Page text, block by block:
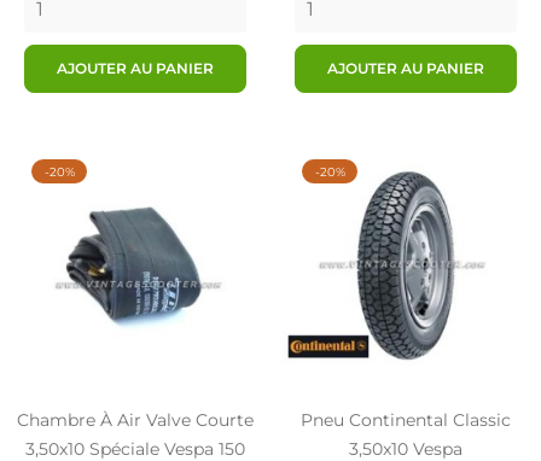
AJOUTER AU PANIER AJOUTER AU PANIER
Chambre À Air Valve Courte
3,50x10 Spéciale Vespa 150
-20%
Pneu Continental Classic
3,50x10 Vespa
-20%